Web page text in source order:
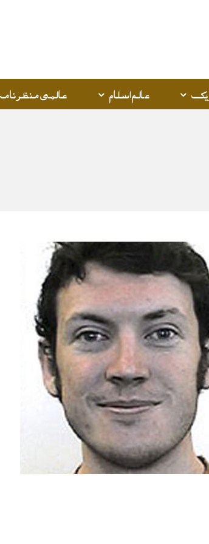
عالم اسلام عالمی